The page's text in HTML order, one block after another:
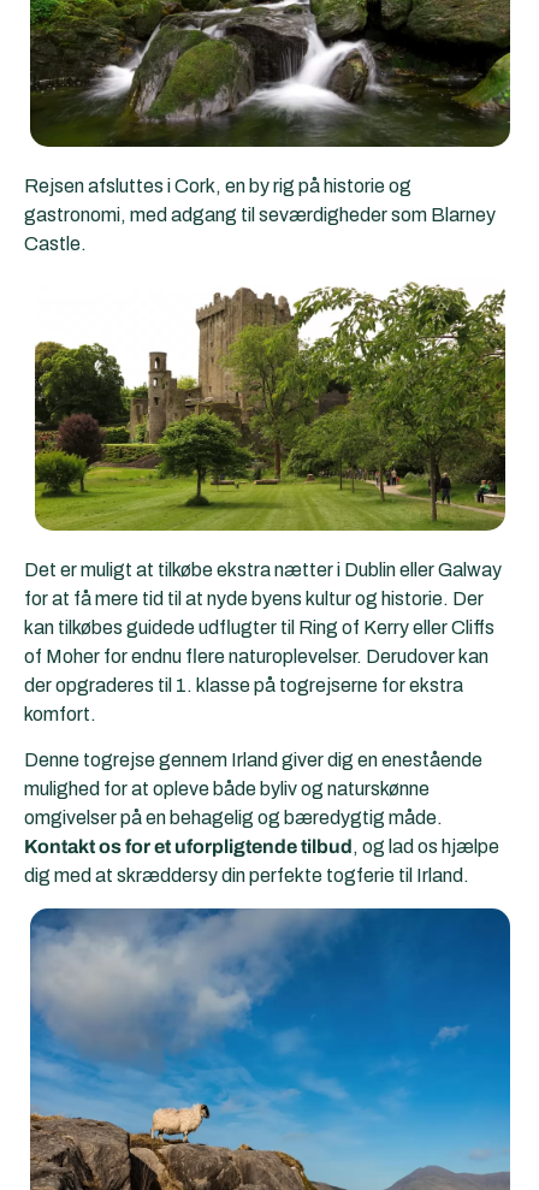
Rejsen afsluttes i Cork, en by rig på historie og
gastronomi, med adgang til seværdigheder som Blarney
Castle.
Det er muligt at tilkøbe ekstra nætter i Dublin eller Galway
for at få mere tid til at nyde byens kultur og historie. Der
kan tilkøbes guidede udflugter til Ring of Kerry eller Cliffs
of Moher for endnu flere naturoplevelser. Derudover kan
der opgraderes til 1. klasse på togrejserne for ekstra
komfort.
Denne togrejse gennem Irland giver dig en enestående
mulighed for at opleve både byliv og naturskønne
omgivelser på en behagelig og bæredygtig måde.
Kontakt os for et uforpligtende tilbud, og lad os hjælpe
dig med at skræddersy din perfekte togferie til Irland.